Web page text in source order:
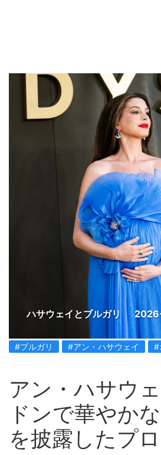
ハサウェイとブルガリ
#ブルガリ #アン・ハサウェイ #
アン・ハサウ
ドンで華やか
を披露したプ